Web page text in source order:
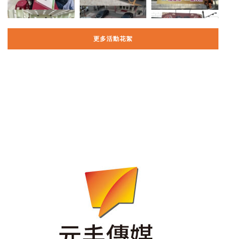
更多活動花絮